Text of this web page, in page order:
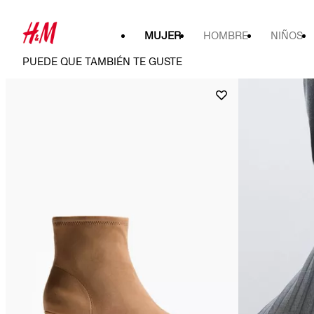
MUJER HOMBRE NIÑOS
PUEDE QUE TAMBIÉN TE GUSTE